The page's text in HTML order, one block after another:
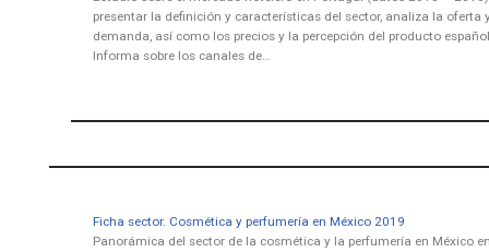
presentar la definición y características del sector, analiza la oferta
demanda, así como los precios y la percepción del producto
Informa sobre los canales de…
Ficha sector. Cosmética y perfumería en México 2019
Panorámica del sector de la cosmética y la perfumería en México